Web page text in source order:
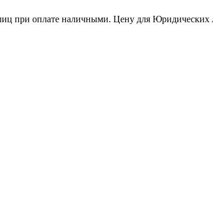
при оплате наличными. Цену для